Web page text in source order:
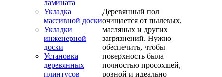
ламината
Укладка
массивной доски
Укладки
инженерной
доски
Установка
деревянных
плинтусов
Деревянный пол
очищается от пылевых,
масляных и других
загрязнений. Нужно
обеспечить, чтобы
поверхность была
полностью просохшей,
ровной и идеально